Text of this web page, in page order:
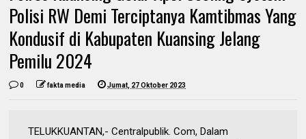
Polisi RW Demi Terciptanya Kamtibmas Yang
Kondusif di Kabupaten Kuansing Jelang
Pemilu 2024
0 fakta media Jumat, 27 Oktober 2023
TELUKKUANTAN,- Centralpublik. Com, Dalam